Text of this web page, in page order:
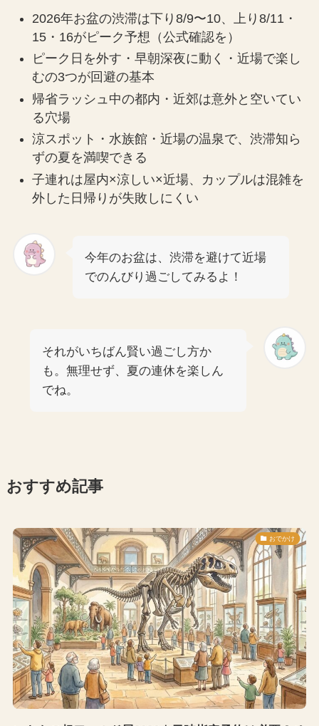
2026年お盆の渋滞は下り8/9〜10、上り8/11・
15・16がピーク予想（公式確認を）
ピーク日を外す・早朝深夜に動く・近場で楽し
むの3つが回避の基本
帰省ラッシュ中の都内・近郊は意外と空いてい
る穴場
涼スポット・水族館・近場の温泉で、渋滞知ら
ずの夏を満喫できる
子連れは屋内×涼しい×近場、カップルは混雑を
外した日帰りが失敗しにくい
今年のお盆は、渋滞を避けて近場
でのんびり過ごしてみるよ！
それがいちばん賢い過ごし方か
も。無理せず、夏の連休を楽しん
でね。
おすすめ記事
おでかけ